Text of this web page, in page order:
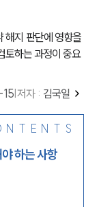
해지 판단에 영향을
토하는 과정이 중요
저자 : 김국일
하는 사항